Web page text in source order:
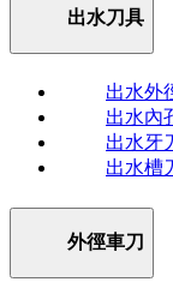
出水刀具
出水外
出水內
出水牙
出水槽
外徑車刀